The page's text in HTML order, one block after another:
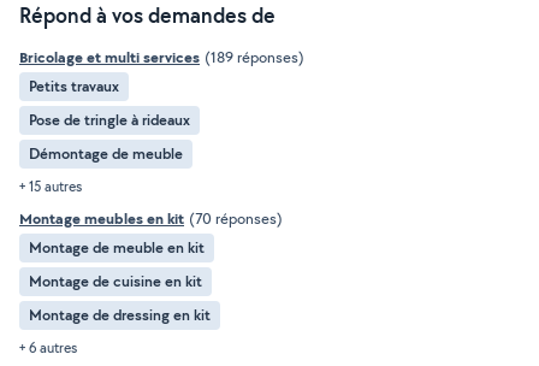
Répond à vos demandes de
Bricolage et multi services (189 réponses)
Petits travaux
Pose de tringle à rideaux
Démontage de meuble
+ 15 autres
Montage meubles en kit (70 réponses)
Montage de meuble en kit
Montage de cuisine en kit
Montage de dressing en kit
+ 6 autres